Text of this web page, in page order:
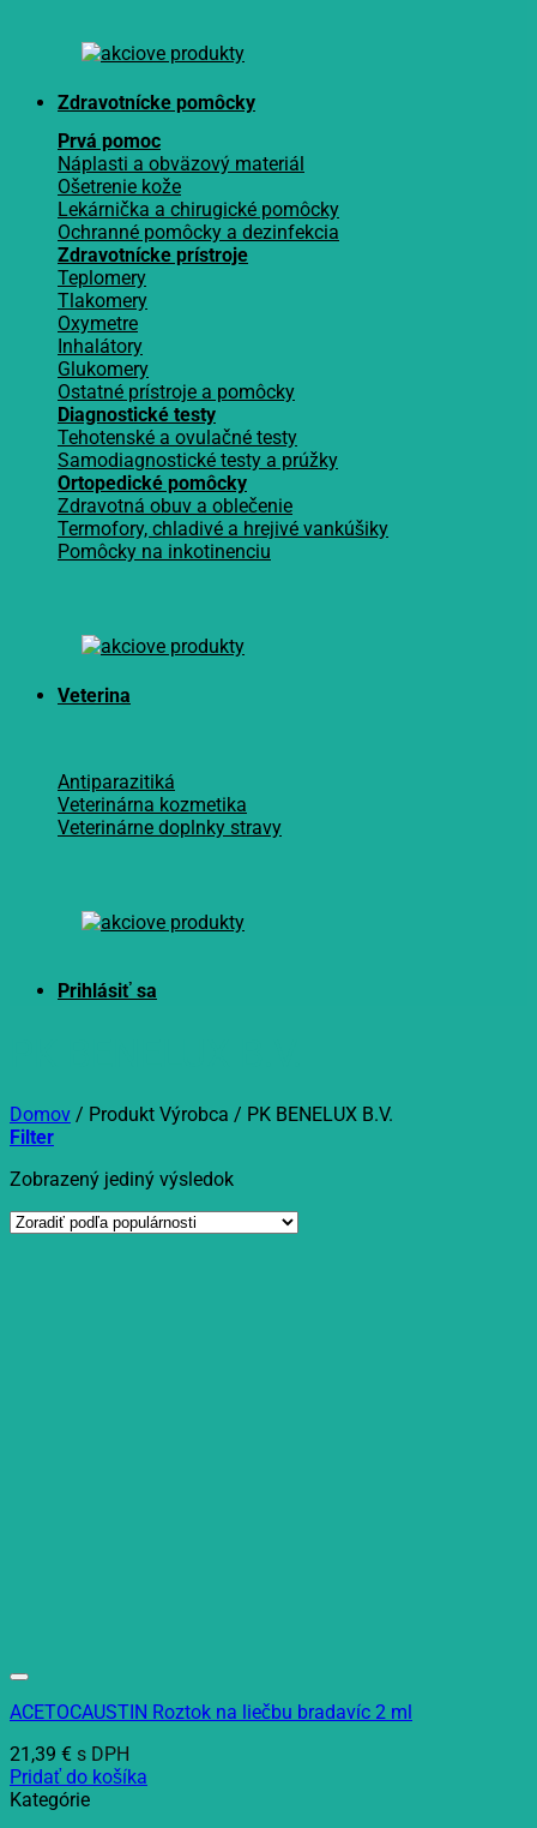
Zdravotnícke pomôcky
Prvá pomoc
Náplasti a obväzový materiál
Ošetrenie kože
Lekárnička a chirugické pomôcky
Ochranné pomôcky a dezinfekcia
Zdravotnícke prístroje
Teplomery
Tlakomery
Oxymetre
Inhalátory
Glukomery
Ostatné prístroje a pomôcky
Diagnostické testy
Tehotenské a ovulačné testy
Samodiagnostické testy a prúžky
Ortopedické pomôcky
Zdravotná obuv a oblečenie
Termofory, chladivé a hrejivé vankúšiky
Pomôcky na inkotinenciu
Veterina
Antiparazitiká
Veterinárna kozmetika
Veterinárne doplnky stravy
Domov / Produkt Výrobca / PK BENELUX B.V.
Filter
Zobrazený jediný výsledok
ACETOCAUSTIN Roztok na liečbu bradavíc 2 ml
21,39 € s DPH
Pridať do košíka
Kategórie